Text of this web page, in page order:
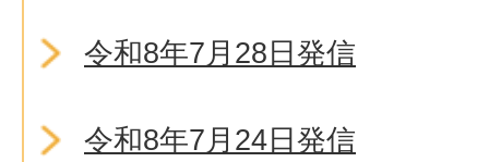
令和8年7月28日発信
令和8年7月24日発信